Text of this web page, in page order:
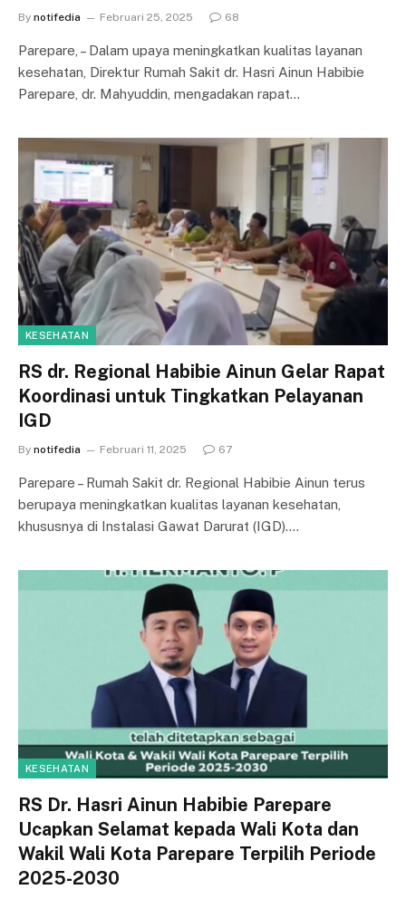
By notifedia Februari 25, 2025 68
Parepare, – Dalam upaya meningkatkan kualitas layanan
kesehatan, Direktur Rumah Sakit dr. Hasri Ainun Habibie
Parepare, dr. Mahyuddin, mengadakan rapat…
KESEHATAN
RS dr. Regional Habibie Ainun Gelar Rapat
Koordinasi untuk Tingkatkan Pelayanan
IGD
By notifedia Februari 11, 2025 67
Parepare – Rumah Sakit dr. Regional Habibie Ainun terus
berupaya meningkatkan kualitas layanan kesehatan,
khususnya di Instalasi Gawat Darurat (IGD).…
KESEHATAN
RS Dr. Hasri Ainun Habibie Parepare
Ucapkan Selamat kepada Wali Kota dan
Wakil Wali Kota Parepare Terpilih Periode
2025-2030